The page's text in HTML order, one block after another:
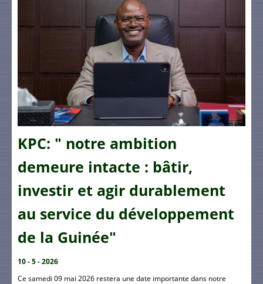
KPC: " notre ambition
demeure intacte : bâtir,
investir et agir durablement
au service du développement
de la Guinée"
10 - 5 - 2026
Ce samedi 09 mai 2026 restera une date importante dans notre